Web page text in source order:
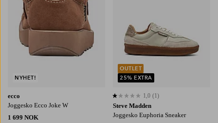
ecco
Joggesko Ecco Joke W
1 699 NOK
NYHET!
Steve Madden
Joggesko Euphoria Sneaker
1,0 basert på 1 karaktergivninger
1,0 (1)
OUTLET
25% EXTRA